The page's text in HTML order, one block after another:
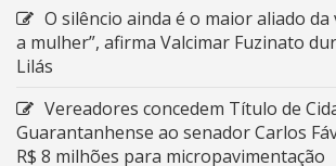
O silêncio ainda é o maior aliado
a mulher”, afirma Valcimar Fuzinato
Lilás
Vereadores concedem Título de
Guarantanhense ao senador Carlos
R$ 8 milhões para micropavimentação